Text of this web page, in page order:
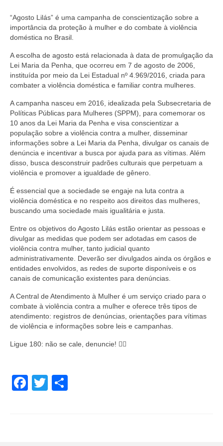
“Agosto Lilás” é uma campanha de conscientização sobre a
importância da proteção à mulher e do combate à violência
doméstica no Brasil.
A escolha de agosto está relacionada à data de promulgação da
Lei Maria da Penha, que ocorreu em 7 de agosto de 2006,
instituída por meio da Lei Estadual nº 4.969/2016, criada para
combater a violência doméstica e familiar contra mulheres.
A campanha nasceu em 2016, idealizada pela Subsecretaria de
Políticas Públicas para Mulheres (SPPM), para comemorar os
10 anos da Lei Maria da Penha e visa conscientizar a
população sobre a violência contra a mulher, disseminar
informações sobre a Lei Maria da Penha, divulgar os canais de
denúncia e incentivar a busca por ajuda para as vítimas. Além
disso, busca desconstruir padrões culturais que perpetuam a
violência e promover a igualdade de gênero.
É essencial que a sociedade se engaje na luta contra a
violência doméstica e no respeito aos direitos das mulheres,
buscando uma sociedade mais igualitária e justa.
Entre os objetivos do Agosto Lilás estão orientar as pessoas e
divulgar as medidas que podem ser adotadas em casos de
violência contra mulher, tanto judicial quanto
administrativamente. Deverão ser divulgados ainda os órgãos e
entidades envolvidos, as redes de suporte disponíveis e os
canais de comunicação existentes para denúncias.
A Central de Atendimento à Mulher é um serviço criado para o
combate à violência contra a mulher e oferece três tipos de
atendimento: registros de denúncias, orientações para vítimas
de violência e informações sobre leis e campanhas.
Ligue 180: não se cale, denuncie! ✋🏽
Facebook
Twitter